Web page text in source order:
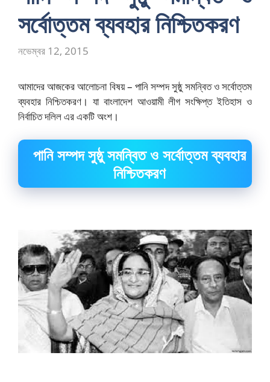
সর্বোত্তম ব্যবহার নিশ্চিতকরণ
নভেম্বর 12, 2015
আমাদের আজকের আলোচনা বিষয় – পানি সম্পদ সুষ্ঠু সমন্বিত ও সর্বোত্তম
ব্যবহার নিশ্চিতকরণ। যা বাংলাদেশ আওয়ামী লীগ সংক্ষিপ্ত ইতিহাস ও
নির্বাচিত দলিল এর একটি অংশ।
পানি সম্পদ সুষ্ঠু সমন্বিত ও সর্বোত্তম ব্যবহার
নিশ্চিতকরণ